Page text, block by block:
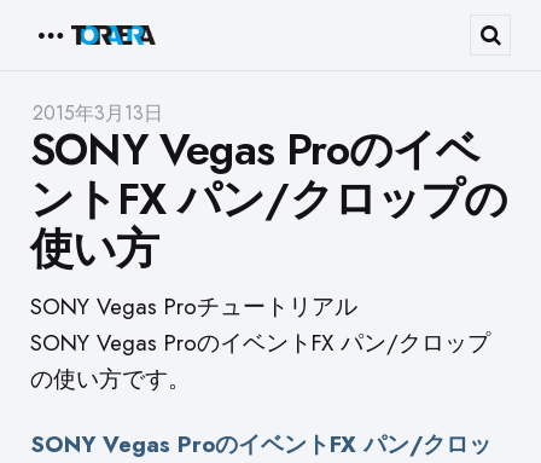
2015年3月13日
SONY Vegas Proのイベ
ントFX パン/クロップの
使い方
SONY Vegas Proチュートリアル
SONY Vegas ProのイベントFX パン/クロップ
の使い方です。
SONY Vegas ProのイベントFX パン/クロッ